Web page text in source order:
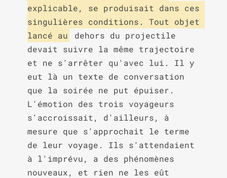
explicable, se produisait dans ces
singulières conditions. Tout objet
lancé au
dehors du projectile
devait suivre la même trajectoire
et ne s'arrêter qu'avec lui. Il y
eut là un texte de conversation
que la soirée ne put épuiser.
L'émotion des trois voyageurs
s'accroissait, d'ailleurs, à
mesure que s'approchait le terme
de leur voyage. Ils s'attendaient
à l'imprévu, a des phénomènes
nouveaux, et rien ne les eût